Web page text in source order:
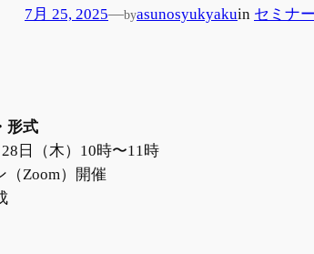
7月 25, 2025—byasunosyukyakuin セミナー
形式
日（木）10時〜11時
（Zoom）開催